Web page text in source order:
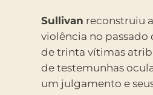
Sullivan reconstruiu
violência no passado
de trinta vítimas
de testemunhas
um julgamento e